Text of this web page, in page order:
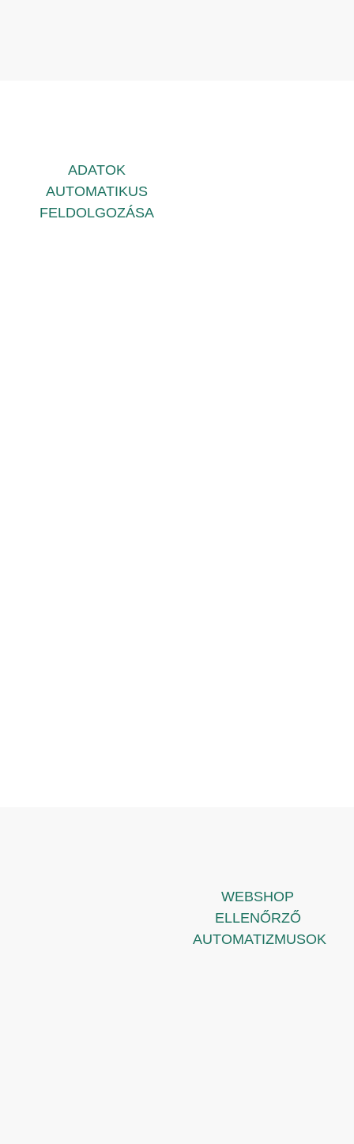
ADATOK
AUTOMATIKUS
FELDOLGOZÁSA
WEBSHOP
ELLENŐRZŐ
AUTOMATIZMUSOK